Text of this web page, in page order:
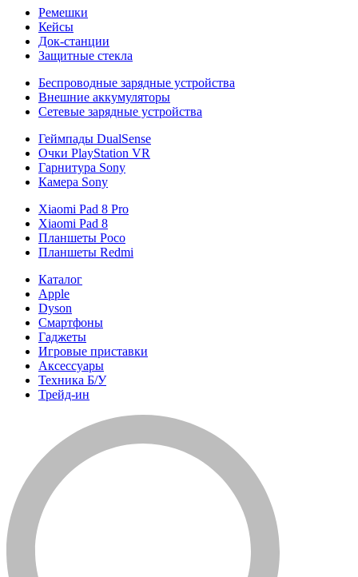
Ремешки
Кейсы
Док-станции
Защитные стекла
Беспроводные зарядные устройства
Внешние аккумуляторы
Сетевые зарядные устройства
Геймпады DualSense
Очки PlayStation VR
Гарнитура Sony
Камера Sony
Xiaomi Pad 8 Pro
Xiaomi Pad 8
Планшеты Poco
Планшеты Redmi
Каталог
Apple
Dyson
Смартфоны
Гаджеты
Игровые приставки
Аксессуары
Техника Б/У
Трейд-ин